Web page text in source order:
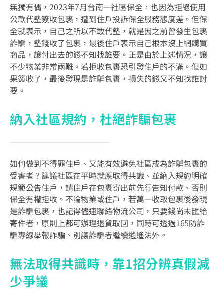
無獨有偶，2023年7月台南一社區保全，也因為拒絕使用
公款代墊簽收包裹，遭到住戶投訴保全服務態度差。但保
全就表示，自己之所以不敢代墊，就是因之前曾發生包裹
詐騙，墊錢收了包裹，最後住戶表示自己根本沒上網購買
商品，讓付出去的錢不知找誰要。正是由於上述情況，讓
不少物業非常兩難。若拒收包裹恐引發住戶的不滿。但如
果簽收了，最後發現是詐騙包裹，損失的錢又不知找誰討
要。
納入社區規約，杜絕詐騙包裹
如何做到不得罪住戶、又能有效避免社區成為詐騙包裹的
受害者？建議社區在平時就應取得共識、並納入規約明確
規範公告住戶，請住戶在包裹寄出前先行告知付款、否則
保全有權拒收。不論物業或住戶，若萬一收取包裹後發現
是詐騙包裹，也記得儘速聯絡物流公司，只要錢尚未匯給
寄件者，原則上都可辦理退貨取回，同時可透過165防詐
騙專線舉報詐騙、別讓詐騙者繼續逍遙法外。
無法取得共識時，靠1招分辨真假減
少爭議